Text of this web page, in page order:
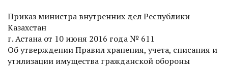
Приказ министра внутренних дел Респуб­лики
Казахстан
г. Астана от 10 июня 2016 года № 611
Об утверждении Правил хранения, учета, списания и
утилизации имущества гражданской обороны